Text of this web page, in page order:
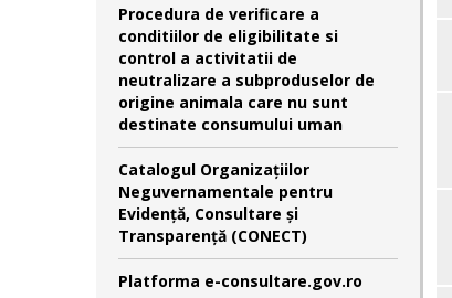
Procedura de verificare a
conditiilor de eligibilitate si
control a activitatii de
neutralizare a subproduselor de
origine animala care nu sunt
destinate consumului uman
Catalogul Organizațiilor
Neguvernamentale pentru
Evidență, Consultare și
Transparență (CONECT)
Platforma e-consultare.gov.ro